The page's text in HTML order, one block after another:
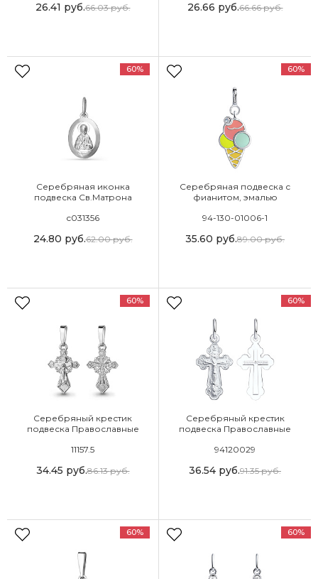
26.41 руб.66.03руб. 26.66 руб.66.66руб.
60%
Серебряная иконка
подвеска Св.Матрона
с031356
24.80 руб.62.00руб.
60%
Серебряная подвеска с
фианитом, эмалью
94-130-01006-1
35.60 руб.89.00руб.
60%
Серебряный крестик
подвеска Православные
11157.5
34.45 руб.86.13руб.
60%
Серебряный крестик
подвеска Православные
94120029
36.54 руб.91.35руб.
60% 60%